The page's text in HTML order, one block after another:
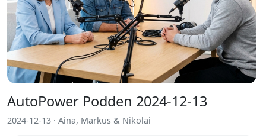
AutoPower Podden 2024-12-13
2024-12-13 · Aina, Markus & Nikolai